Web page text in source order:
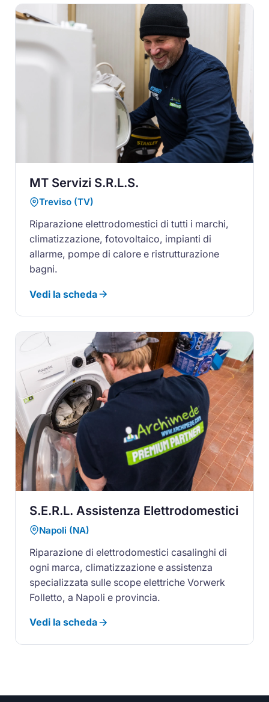
MT Servizi S.R.L.S.
Treviso (TV)
Riparazione elettrodomestici di tutti i marchi,
climatizzazione, fotovoltaico, impianti di
allarme, pompe di calore e ristrutturazione
bagni.
Vedi la scheda
S.E.R.L. Assistenza Elettrodomestici
Napoli (NA)
Riparazione di elettrodomestici casalinghi di
ogni marca, climatizzazione e assistenza
specializzata sulle scope elettriche Vorwerk
Folletto, a Napoli e provincia.
Vedi la scheda